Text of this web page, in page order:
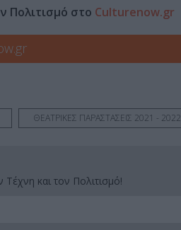
Πολιτισμό στο Culturenow.gr
ΘΕΑΤΡΙΚΕΣ ΠΑΡΑΣΤΑΣΕΙΣ 2021 - 2022
και τον Πολιτισμό!